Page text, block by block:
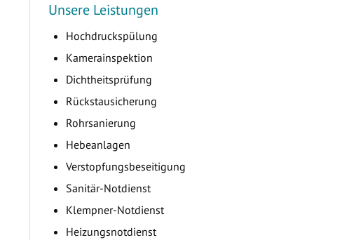
Unsere Leistungen
Hochdruckspülung
Kamerainspektion
Dichtheitsprüfung
Rückstausicherung
Rohrsanierung
Hebeanlagen
Verstopfungsbeseitigung
Sanitär-Notdienst
Klempner-Notdienst
Heizungsnotdienst